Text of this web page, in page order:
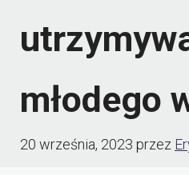
młodego
20 września, 2023 przez